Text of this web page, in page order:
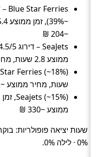
~204 ₪
ממוצע 2.8 שעות, מחיר ממוצע ~327 ₪
שעות, מחיר ממוצע ~212 ₪
ממוצע ~330 ₪
0% · לילה 0%.